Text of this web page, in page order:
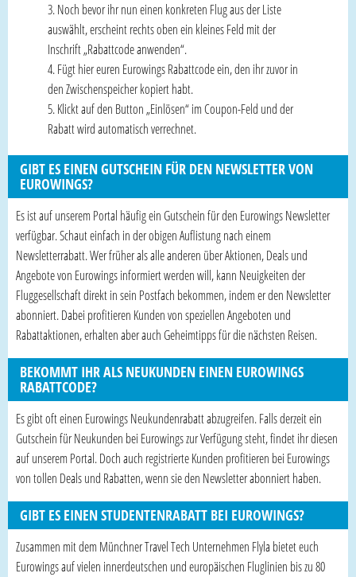
Noch bevor ihr nun einen konkreten Flug aus der Liste
auswählt, erscheint rechts oben ein kleines Feld mit der
Inschrift „Rabattcode anwenden“.
Fügt hier euren Eurowings Rabattcode ein, den ihr zuvor in
den Zwischenspeicher kopiert habt.
Klickt auf den Button „Einlösen“ im Coupon-Feld und der
Rabatt wird automatisch verrechnet.
GIBT ES EINEN GUTSCHEIN FÜR DEN NEWSLETTER VON
EUROWINGS?
Es ist auf unserem Portal häufig ein Gutschein für den Eurowings Newsletter
verfügbar. Schaut einfach in der obigen Auflistung nach einem
Newsletterrabatt. Wer früher als alle anderen über Aktionen, Deals und
Angebote von Eurowings informiert werden will, kann Neuigkeiten der
Fluggesellschaft direkt in sein Postfach bekommen, indem er den Newsletter
abonniert. Dabei profitieren Kunden von speziellen Angeboten und
Rabattaktionen, erhalten aber auch Geheimtipps für die nächsten Reisen.
BEKOMMT IHR ALS NEUKUNDEN EINEN EUROWINGS
RABATTCODE?
Es gibt oft einen Eurowings Neukundenrabatt abzugreifen. Falls derzeit ein
Gutschein für Neukunden bei Eurowings zur Verfügung steht, findet ihr diesen
auf unserem Portal. Doch auch registrierte Kunden profitieren bei Eurowings
von tollen Deals und Rabatten, wenn sie den Newsletter abonniert haben.
GIBT ES EINEN STUDENTENRABATT BEI EUROWINGS?
Zusammen mit dem Münchner Travel Tech Unternehmen Flyla bietet euch
Eurowings auf vielen innerdeutschen und europäischen Fluglinien bis zu 80